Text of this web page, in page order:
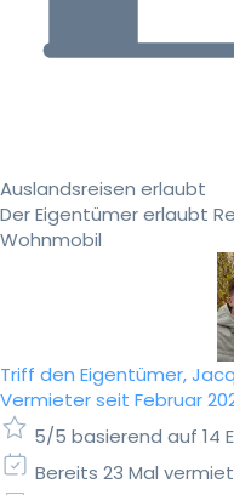
Auslandsreisen erlaubt
Der Eigentümer erlaubt
Wohnmobil
Triff den Eigentümer,
Vermieter seit Februar
5/5 basierend auf 14
Bereits 23 Mal